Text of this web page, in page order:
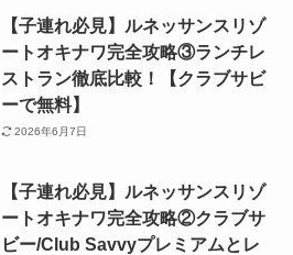
【子連れ必見】ルネッサンスリゾ
ートオキナワ完全攻略③ランチレ
ストラン徹底比較！【クラブサビ
ーで無料】
2026年6月7日
【子連れ必見】ルネッサンスリゾ
ートオキナワ完全攻略②クラブサ
ビー/Club Savvyプレミアムとレ